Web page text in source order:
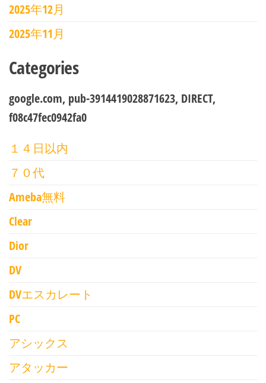
2025年12月
2025年11月
Categories
google.com, pub-3914419028871623, DIRECT,
f08c47fec0942fa0
１４日以内
７０代
Ameba無料
Clear
Dior
DV
DVエスカレート
PC
アシックス
アタッカー